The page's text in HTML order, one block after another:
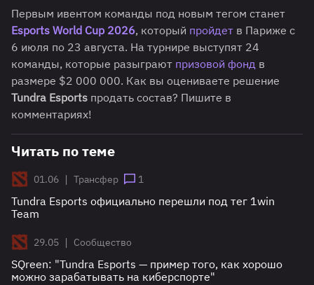
Первым ивентом команды под новым тегом станет
Esports World Cup 2026, который пройдет в Париже с
6 июля по 23 августа. На турнире выступят 24
команды, которые разыграют призовой фонд в
размере $2 000 000. Как вы оцениваете решение
Tundra Esports продать состав? Пишите в
комментариях!
Читать по теме
01.06 | Трансфер 1
Tundra Esports официально перешли под тег 1win
Team
29.05 | Сообщество
SQreen: "Tundra Esports — пример того, как хорошо
можно зарабатывать на киберспорте"